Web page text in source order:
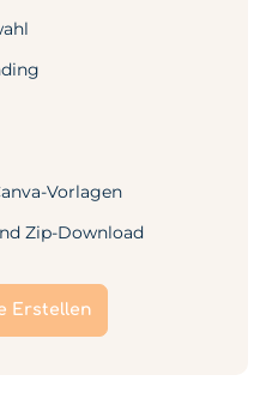
Vorlagen
Zip-Download
Erstellen